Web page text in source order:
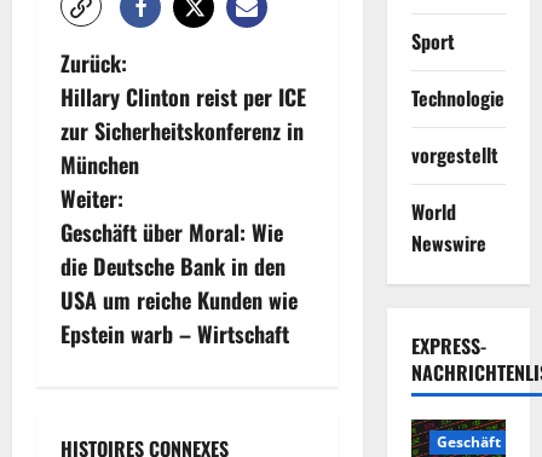
B
e
i
t
r
a
Zurück:
Hillary Clinton reist per ICE
zur Sicherheitskonferenz in
München
Weiter:
Geschäft über Moral: Wie
die Deutsche Bank in den
USA um reiche Kunden wie
Epstein warb – Wirtschaft
HISTOIRES CONNEXES
Sport
Technologie
vorgestellt
World
Newswire
EXPRESS-
2
Geschäft